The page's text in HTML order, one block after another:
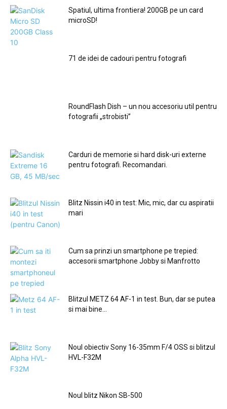
Spatiul, ultima frontiera! 200GB pe un card
microSD!
71 de idei de cadouri pentru fotografi
RoundFlash Dish – un nou accesoriu util pentru
fotografii „strobisti”
Carduri de memorie si hard disk-uri externe
pentru fotografi. Recomandari.
Blitz Nissin i40 in test: Mic, mic, dar cu aspiratii
mari
Cum sa prinzi un smartphone pe trepied:
accesorii smartphone Jobby si Manfrotto
Blitzul METZ 64 AF-1 in test. Bun, dar se putea
si mai bine…
Noul obiectiv Sony 16-35mm F/4 OSS si blitzul
HVL-F32M
Noul blitz Nikon SB-500